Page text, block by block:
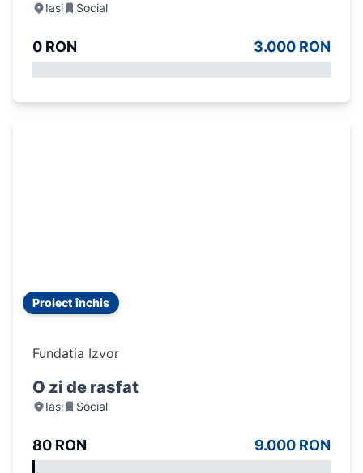
Iași Social
0 RON 3.000 RON
Proiect închis
Fundatia Izvor
O zi de rasfat
Iași Social
80 RON 9.000 RON